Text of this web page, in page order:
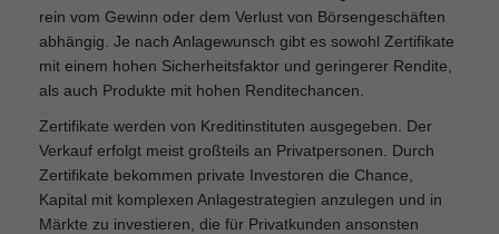
rein vom Gewinn oder dem Verlust von Börsengeschäften
abhängig. Je nach Anlagewunsch gibt es sowohl Zertifikate
mit einem hohen Sicherheitsfaktor und geringerer Rendite,
als auch Produkte mit hohen Renditechancen.
Zertifikate werden von Kreditinstituten ausgegeben. Der
Verkauf erfolgt meist großteils an Privatpersonen. Durch
Zertifikate bekommen private Investoren die Chance,
Kapital mit komplexen Anlagestrategien anzulegen und in
Märkte zu investieren, die für Privatkunden ansonsten